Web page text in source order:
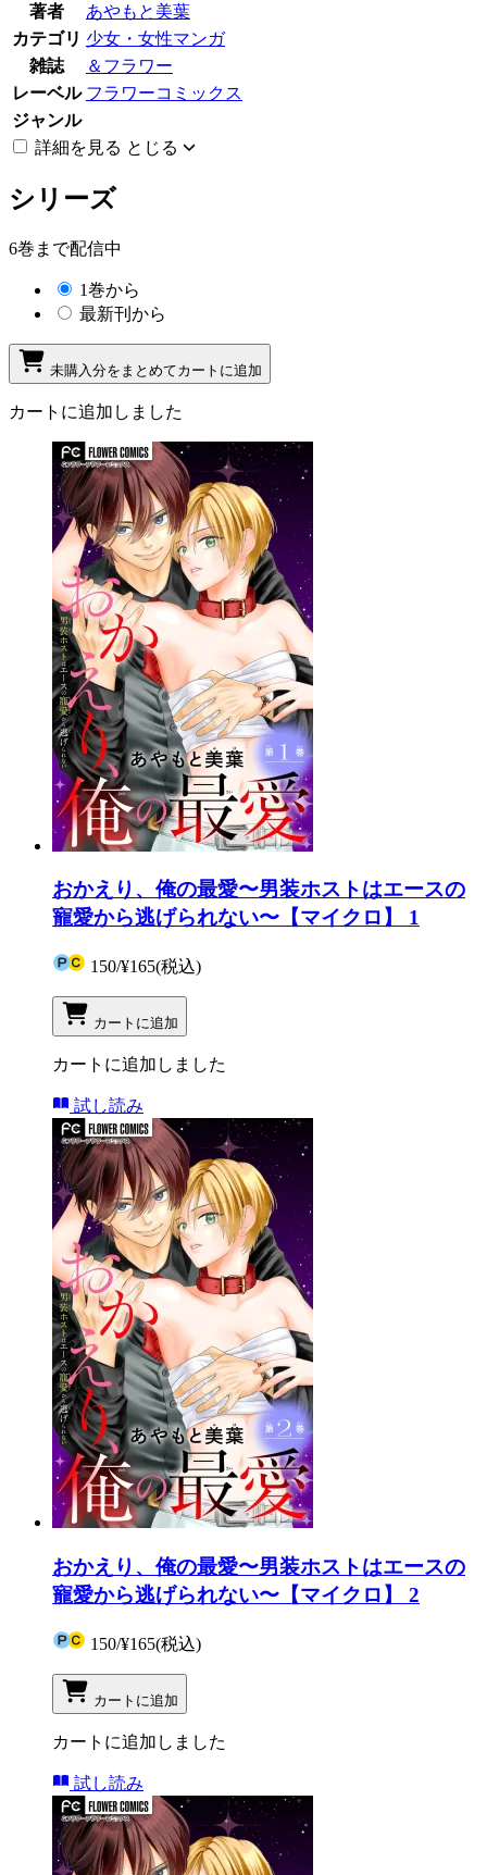
著者
あやもと美葉
カテゴリ 少女・女性マンガ
雑誌
＆フラワー
レーベル フラワーコミックス
ジャンル
詳細を見る とじる
シリーズ
6巻まで配信中
1巻から
最新刊から
未購入分をまとめてカートに追加
カートに追加しました
おかえり、俺の最愛〜男装ホストはエースの
寵愛から逃げられない〜【マイクロ】 1
150/¥165(税込)
カートに追加
カートに追加しました
試し読み
おかえり、俺の最愛〜男装ホストはエースの
寵愛から逃げられない〜【マイクロ】 2
150/¥165(税込)
カートに追加
カートに追加しました
試し読み